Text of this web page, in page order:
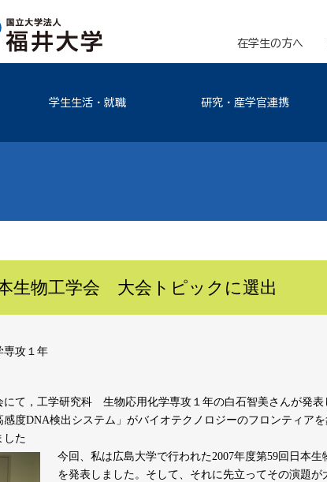
在学生の方へ
学生生活・就職 研究・産学官連携
生物工学会 大会トピックに選出
専攻１年
にて，工学研究科 生物応用化学専攻１年の白石智美さんが発
度DNA検出システム」がバイオテクノロジーのフロンティア
した
今回、私は広島大学で行われた2007年度第59回日本
を発表しました。そして、それに先立ってその演題